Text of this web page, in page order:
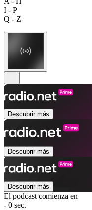
I - P
Q - Z
Descubrir más
Descubrir más
Descubrir más
El podcast comienza en
- 0 sec.